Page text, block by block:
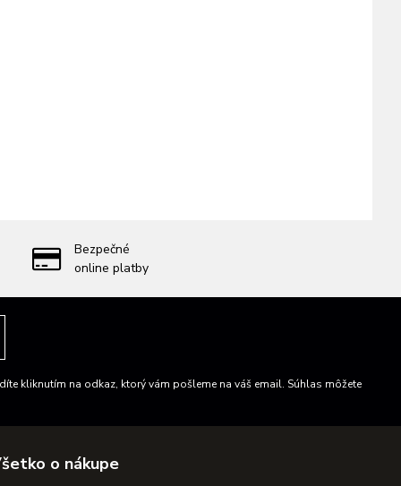
Bezpečné
online platby
kliknutím na odkaz, ktorý vám pošleme na váš email. Súhlas môžete
o nákupe